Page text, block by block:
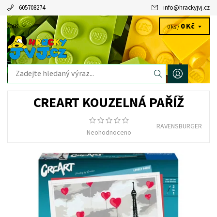
605708274 info@hrackyjvj.cz
CZK 0 ks /0 Kč
CREART KOUZELNÁ PAŘÍŽ
Neohodnoceno
RAVENSBURGER